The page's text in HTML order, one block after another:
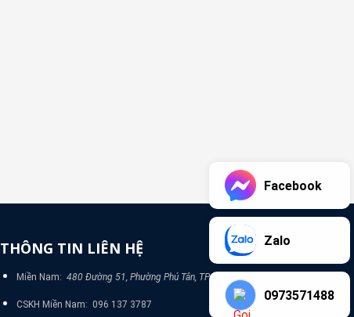
THÔNG TIN LIÊN HỆ
Miền Nam: 480 Đường 51, Phường Phú Tân, TP Bình Dương
CSKH Miền Nam: 096 137 3787
Facebook
Zalo
0973571488